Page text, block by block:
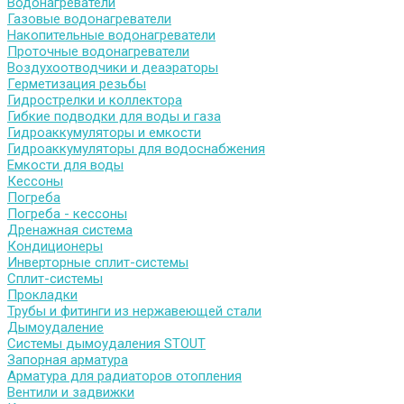
Газовые водонагреватели
Накопительные водонагреватели
Проточные водонагреватели
Воздухоотводчики и деаэраторы
Герметизация резьбы
Гидрострелки и коллектора
Гибкие подводки для воды и газа
Гидроаккумуляторы и емкости
Гидроаккумуляторы для водоснабжения
Емкости для воды
Кессоны
Погреба
Погреба - кессоны
Дренажная система
Кондиционеры
Инверторные сплит-системы
Сплит-системы
Прокладки
Трубы и фитинги из нержавеющей стали
Дымоудаление
Системы дымоудаления STOUT
Запорная арматура
Арматура для радиаторов отопления
Вентили и задвижки